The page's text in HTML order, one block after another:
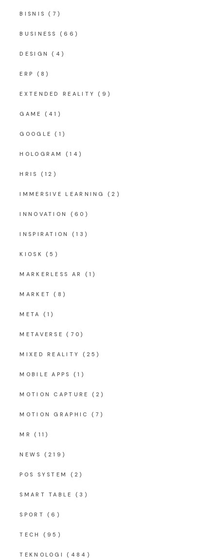
BISNIS (7)
BUSINESS (66)
DESIGN (4)
ERP (8)
EXTENDED REALITY (9)
GAME (41)
GOOGLE (1)
HOLOGRAM (14)
HRIS (12)
IMMERSIVE LEARNING (2)
INNOVATION (60)
INSPIRATION (13)
KIOSK (5)
MARKERLESS AR (1)
MARKET (8)
META (1)
METAVERSE (70)
MIXED REALITY (25)
MOBILE APPS (1)
MOTION CAPTURE (2)
MOTION GRAPHIC (7)
MR (11)
NEWS (219)
POS SYSTEM (2)
SMART TABLE (3)
SPORT (6)
TECH (95)
TEKNOLOGI (484)